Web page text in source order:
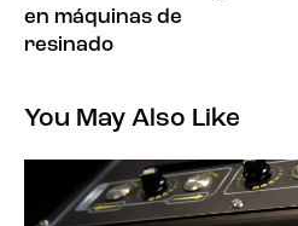
en máquinas de
resinado
You May Also Like